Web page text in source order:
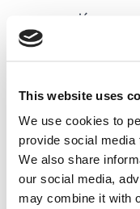
This website uses
We use cookies to
provide social
We also share
our social media,
may combine it with
appropriées
personnelles
Partage des
vos données
de services
autorités
vendons ni ne